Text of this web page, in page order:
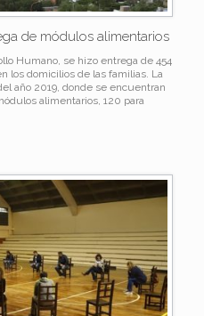
de módulos alimentarios
Humano, se hizo entrega de 454
los domicilios de las familias. La
año 2019, donde se encuentran
alimentarios, 120 para